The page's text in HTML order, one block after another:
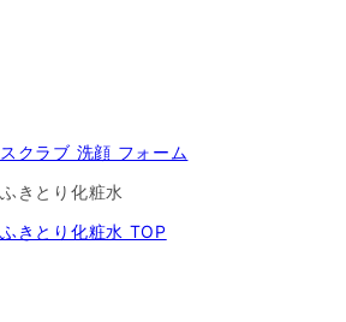
スクラブ 洗顔 フォーム
ふきとり化粧水
ふきとり化粧水 TOP